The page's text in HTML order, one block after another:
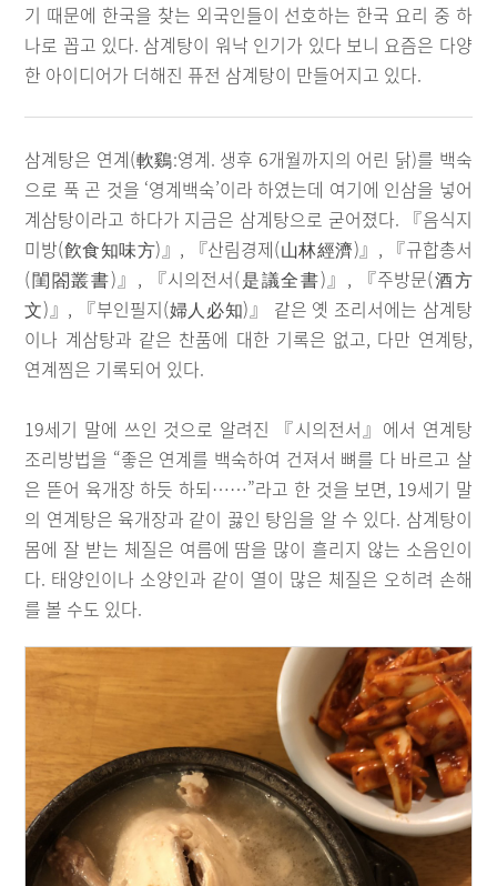
기 때문에 한국을 찾는 외국인들이 선호하는 한국 요리 중 하
나로 꼽고 있다. 삼계탕이 워낙 인기가 있다 보니 요즘은 다양
한 아이디어가 더해진 퓨전 삼계탕이 만들어지고 있다.
삼계탕은 연계(軟鷄:영계. 생후 6개월까지의 어린 닭)를 백숙
으로 푹 곤 것을 ‘영계백숙’이라 하였는데 여기에 인삼을 넣어
계삼탕이라고 하다가 지금은 삼계탕으로 굳어졌다. 『음식지
미방(飮食知味方)』, 『산림경제(山林經濟)』, 『규합총서
(閨閤叢書)』, 『시의전서(是議全書)』, 『주방문(酒方
文)』, 『부인필지(婦人必知)』 같은 옛 조리서에는 삼계탕
이나 계삼탕과 같은 찬품에 대한 기록은 없고, 다만 연계탕,
연계찜은 기록되어 있다.
19세기 말에 쓰인 것으로 알려진 『시의전서』에서 연계탕
조리방법을 “좋은 연계를 백숙하여 건져서 뼈를 다 바르고 살
은 뜯어 육개장 하듯 하되……”라고 한 것을 보면, 19세기 말
의 연계탕은 육개장과 같이 끓인 탕임을 알 수 있다. 삼계탕이
몸에 잘 받는 체질은 여름에 땀을 많이 흘리지 않는 소음인이
다. 태양인이나 소양인과 같이 열이 많은 체질은 오히려 손해
를 볼 수도 있다.